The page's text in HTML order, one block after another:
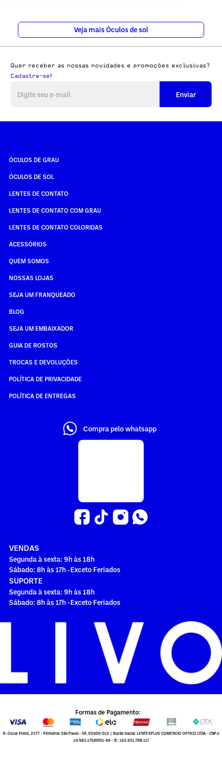
Veja mais Óculos de sol
Quer receber as nossas novidades e promoções exclusivas?
Cadastre-se!
Enviar
ÓCULOS DE GRAU
ÓCULOS DE SOL
LENTES DE CONTATO
LENTES DE CONTATO COM GRAU
LENTES DE CONTATO COLORIDAS
ACESSÓRIOS
QUEM SOMOS
NOSSAS LOJAS
SEJA UM FRANQUEADO
BLOG
SEJA UM EMBAIXADOR
GUIA DE ROSTOS
TROCAS E DEVOLUÇÕES
POLÍTICA DE PRIVACIDADE
POLÍTICA DE ENTREGAS
Compra pelo whatsapp
VENDAS
Segunda à sexta: 9h às 18h
Sábado: 8h às 17h -Exceto Feriados
SUPORTE
Segunda à sexta: 9h às 18h
Sábado: 8h às 17h -Exceto Feriados
Formas de Pagamento:
R. Oscar Freire, 2377 - Pinheiros São Paulo - SP, 05409-012 | Razão Social: LENTESPLUS COMERCIO OPTICO LTDA - CNPJ:
14.483.170/0001-89 - IE: 143.431.788.117